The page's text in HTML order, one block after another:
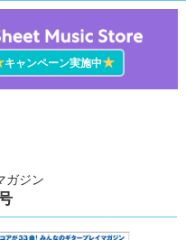
キャンペーン実施中★
ガジン